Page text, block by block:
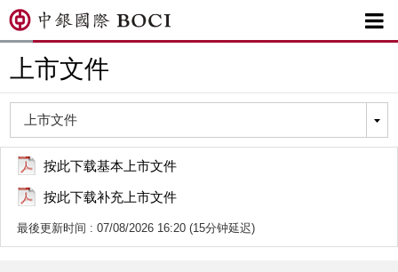

上市文件
按此下载基本上市文件
按此下载补充上市文件
最後更新时间 : 07/08/2026 16:20 (15分钟延迟)